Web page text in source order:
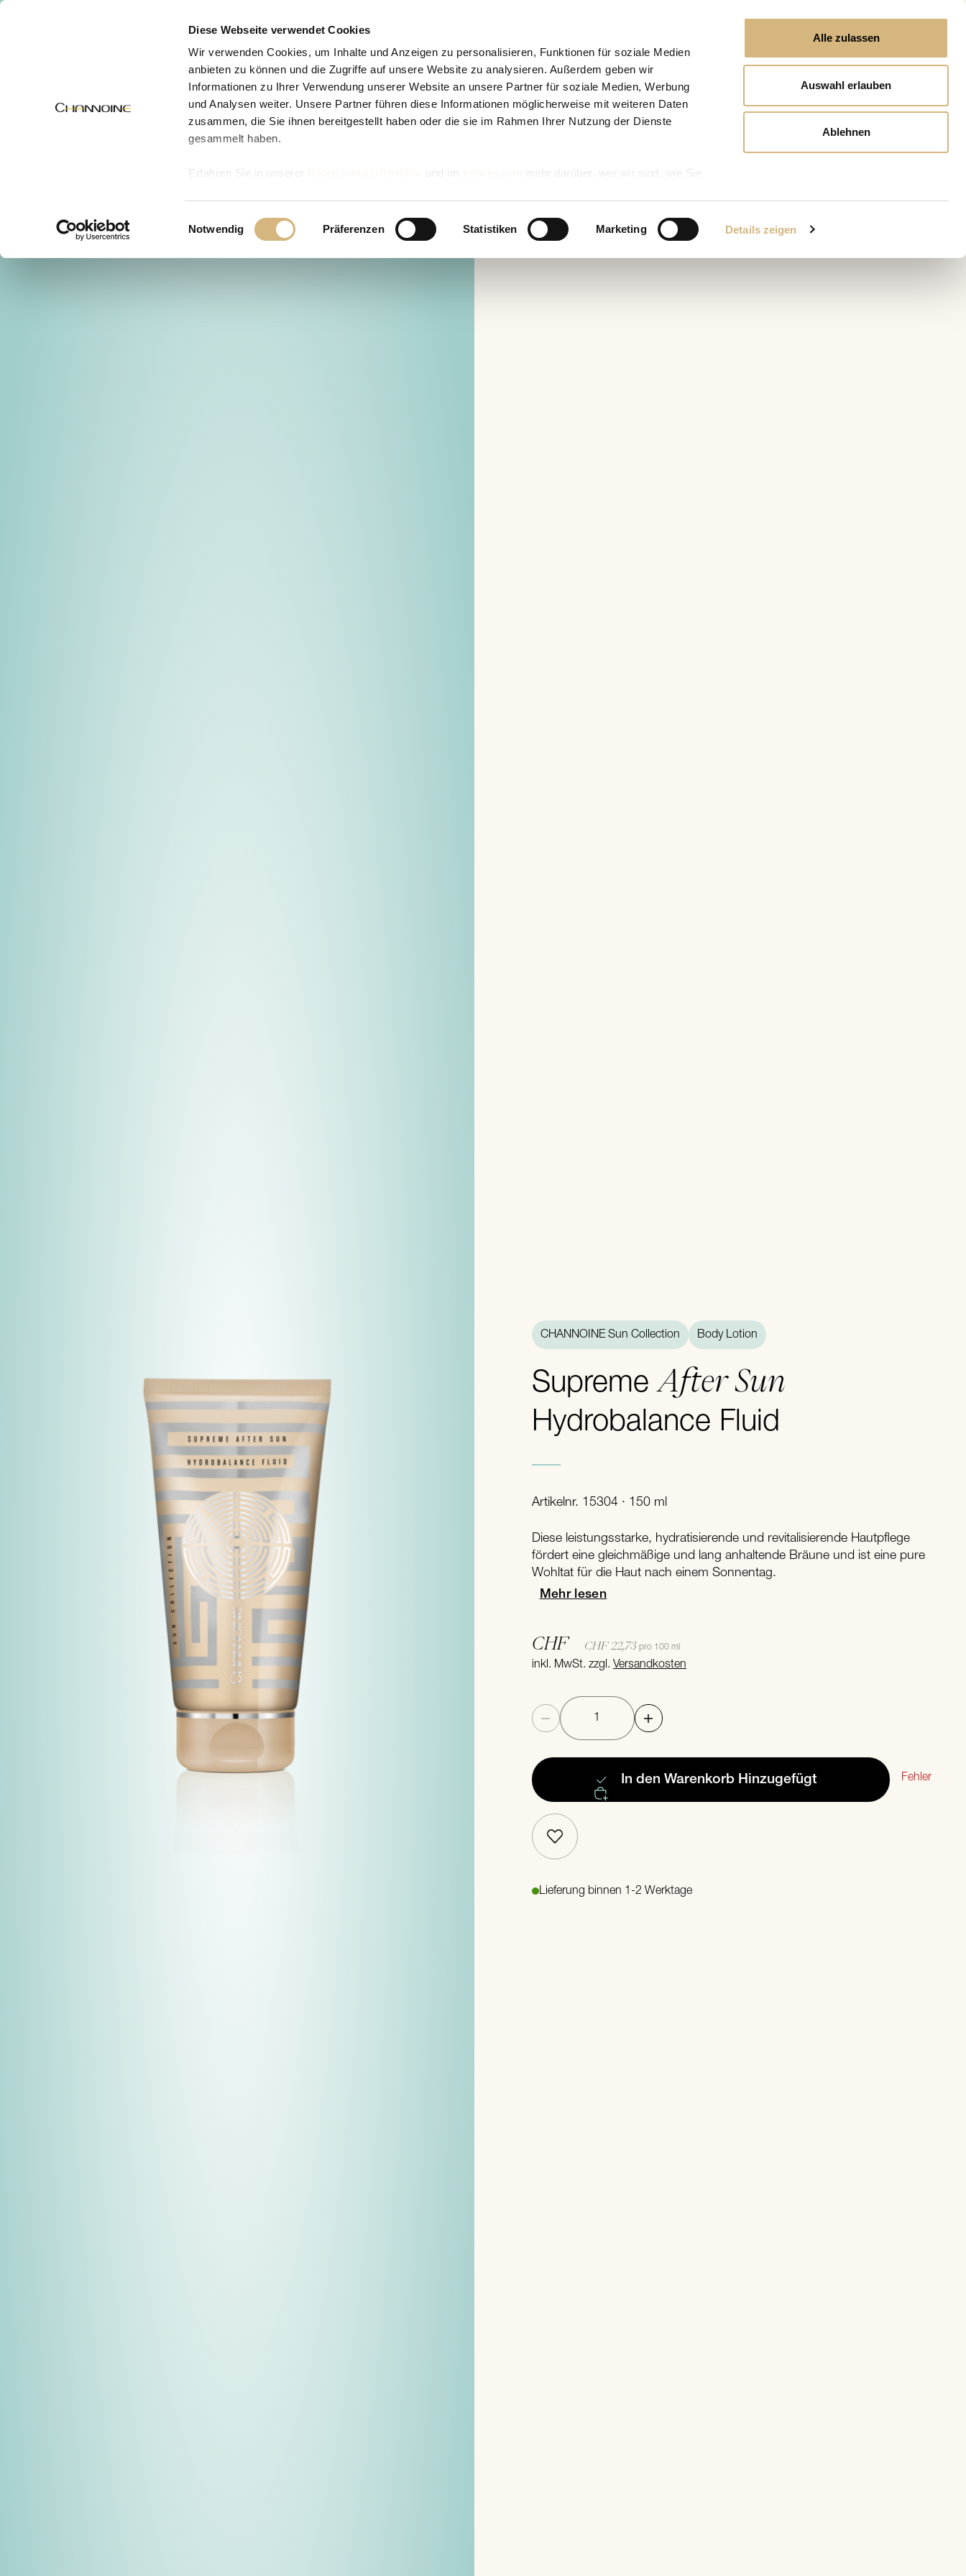
Diese Webseite verwendet Cookies
Wir verwenden Cookies, um Inhalte und Anzeigen zu personalisieren, Funktionen für soziale Medien
anbieten zu können und die Zugriffe auf unsere Website zu analysieren. Außerdem geben wir
Informationen zu Ihrer Verwendung unserer Website an unsere Partner für soziale Medien, Werbung
und Analysen weiter. Unsere Partner führen diese Informationen möglicherweise mit weiteren Daten
zusammen, die Sie ihnen bereitgestellt haben oder die sie im Rahmen Ihrer Nutzung der Dienste
gesammelt haben.
Erfahren Sie in unserer und im
mehr darüber, wer wir sind, wie Sie
Einwilligungsauswahl
Notwendig Präferenzen Statistiken Marketing Details zeigen
Alle zulassen
Auswahl erlauben
Ablehnen
CHANNOINE Sun Collection Body Lotion
SupremeAfter Sun
Hydrobalance Fluid
Artikelnr. 15304 · 150 ml
Diese leistungsstarke, hydratisierende und revitalisierende Hautpflege
fördert eine gleichmäßige und lang anhaltende Bräune und ist eine pure
Wohltat für die Haut nach einem Sonnentag.
Mehr lesen
CHF CHF 22,73 pro 100 ml
inkl. MwSt. zzgl. Versandkosten
Anzahl
In den Warenkorb Hinzugefügt Fehler
Lieferung binnen 1-2 Werktage